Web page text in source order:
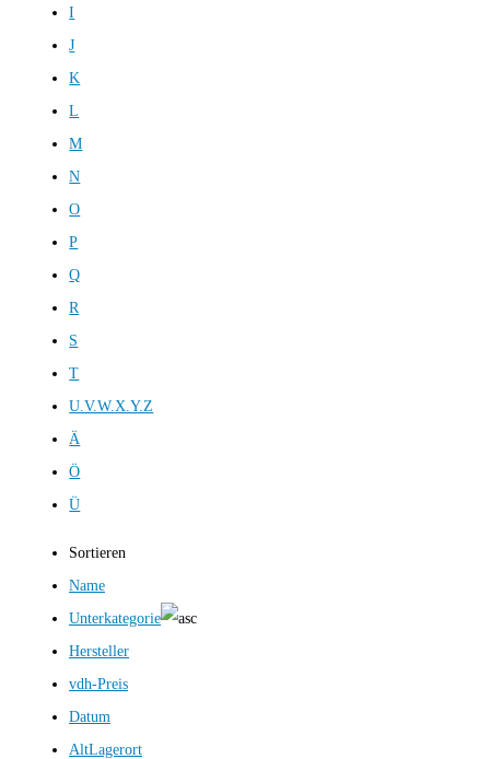
I
J
K
L
M
N
O
P
Q
R
S
T
U.V.W.X.Y.Z
Ä
Ö
Ü
Sortieren
Name
Unterkategorie
Hersteller
vdh-Preis
Datum
AltLagerort